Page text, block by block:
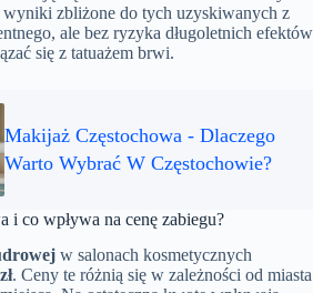
wyniki zbliżone do tych uzyskiwanych z
ale bez ryzyka długoletnich efektów
się z tatuażem brwi.
Makijaż Częstochowa - Dlaczego
Warto Wybrać W Częstochowie?
i co wpływa na cenę zabiegu?
w salonach kosmetycznych
. Ceny te różnią się w zależności od miasta